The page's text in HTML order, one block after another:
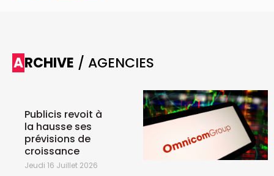
ARCHIVE / AGENCIES
Publicis revoit à
la hausse ses
prévisions de
croissance
Jeudi 16 Juillet 2026